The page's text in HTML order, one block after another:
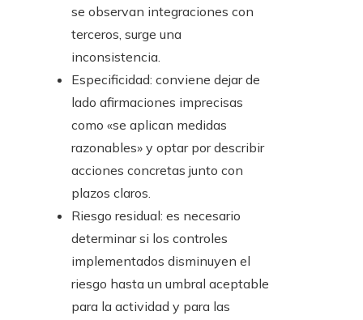
se observan integraciones con
terceros, surge una
inconsistencia.
Especificidad: conviene dejar de
lado afirmaciones imprecisas
como «se aplican medidas
razonables» y optar por describir
acciones concretas junto con
plazos claros.
Riesgo residual: es necesario
determinar si los controles
implementados disminuyen el
riesgo hasta un umbral aceptable
para la actividad y para las